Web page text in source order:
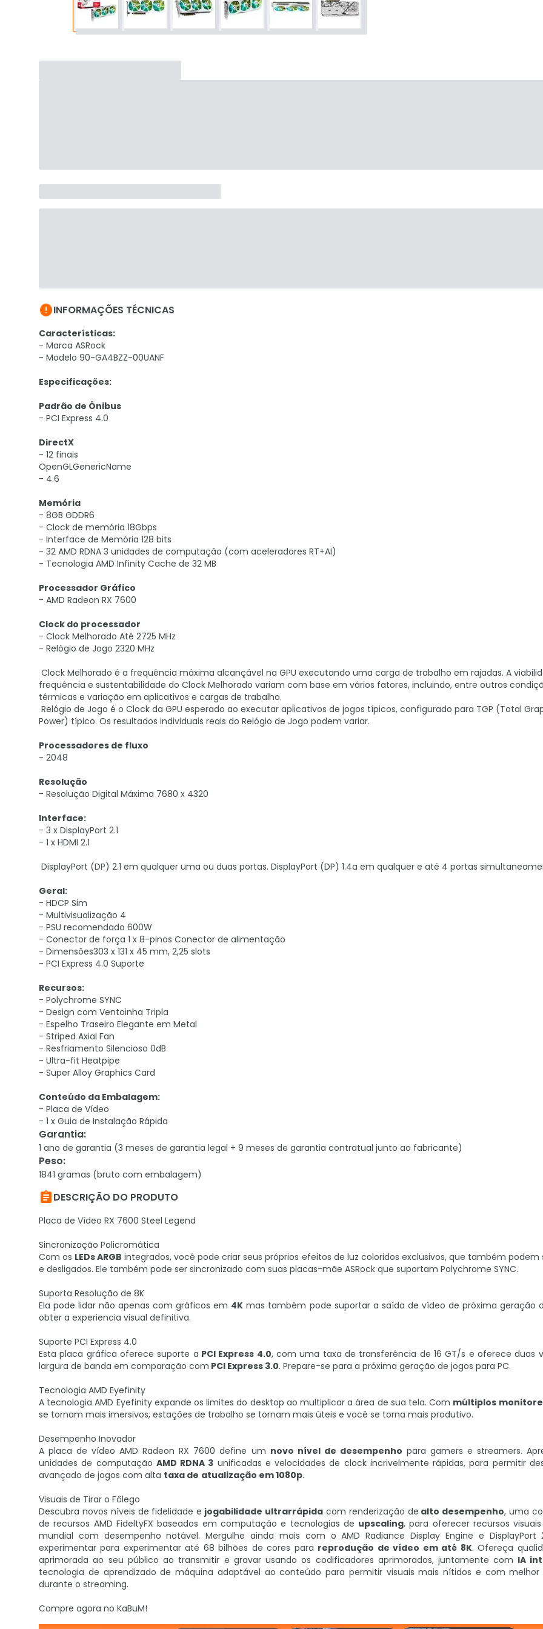
INFORMAÇÕES TÉCNICAS
Características:
- Marca ASRock
- Modelo 90-GA4BZZ-00UANF
Especificações:
Padrão de Ônibus
- PCI Express 4.0
DirectX
- 12 finais
OpenGLGenericName
- 4.6
Memória
- 8GB GDDR6
- Clock de memória 18Gbps
- Interface de Memória 128 bits
- 32 AMD RDNA 3 unidades de computação (com aceleradores RT+AI)
- Tecnologia AMD Infinity Cache de 32 MB
Processador Gráfico
- AMD Radeon RX 7600
Clock do processador
- Clock Melhorado Até 2725 MHz
- Relógio de Jogo 2320 MHz
Clock Melhorado é a frequência máxima alcançável na GPU executando uma carga de trabalho em rajadas. A
frequência e sustentabilidade do Clock Melhorado variam com base em vários fatores, incluindo, entre outros
térmicas e variação em aplicativos e cargas de trabalho.
Relógio de Jogo é o Clock da GPU esperado ao executar aplicativos de jogos típicos, configurado para TGP (Total
Power) típico. Os resultados individuais reais do Relógio de Jogo podem variar.
Processadores de fluxo
- 2048
Resolução
- Resolução Digital Máxima 7680 x 4320
Interface:
- 3 x DisplayPort 2.1
- 1 x HDMI 2.1
DisplayPort (DP) 2.1 em qualquer uma ou duas portas. DisplayPort (DP) 1.4a em qualquer e até 4 portas
Geral:
- HDCP Sim
- Multivisualização 4
- PSU recomendado 600W
- Conector de força 1 x 8-pinos Conector de alimentação
- Dimensões303 x 131 x 45 mm, 2,25 slots
- PCI Express 4.0 Suporte
Recursos:
- Polychrome SYNC
- Design com Ventoinha Tripla
- Espelho Traseiro Elegante em Metal
- Striped Axial Fan
- Resfriamento Silencioso 0dB
- Ultra-fit Heatpipe
- Super Alloy Graphics Card
Conteúdo da Embalagem:
- Placa de Vídeo
- 1 x Guia de Instalação Rápida
Garantia:
1 ano de garantia (3 meses de garantia legal + 9 meses de garantia contratual junto ao fabricante)
Peso:
1841 gramas (bruto com embalagem)
DESCRIÇÃO DO PRODUTO
Placa de Vídeo RX 7600 Steel Legend
Sincronização Policromática
Com os LEDs ARGB integrados, você pode criar seus próprios efeitos de luz coloridos exclusivos, que também podem
e desligados. Ele também pode ser sincronizado com suas placas-mãe ASRock que suportam Polychrome SYNC.
Suporta Resolução de 8K
Ela pode lidar não apenas com gráficos em 4K mas também pode suportar a saída de vídeo de próxima geração
obter a experiencia visual definitiva.
Suporte PCI Express 4.0
Esta placa gráfica oferece suporte a PCI Express 4.0, com uma taxa de transferência de 16 GT/s e oferece duas
largura de banda em comparação com PCI Express 3.0. Prepare-se para a próxima geração de jogos para PC.
Tecnologia AMD Eyefinity
A tecnologia AMD Eyefinity expande os limites do desktop ao multiplicar a área de sua tela. Com múltiplos
se tornam mais imersivos, estações de trabalho se tornam mais úteis e você se torna mais produtivo.
Desempenho Inovador
A placa de vídeo AMD Radeon RX 7600 define um novo nível de desempenho para gamers e streamers.
unidades de computação AMD RDNA 3 unificadas e velocidades de clock incrivelmente rápidas, para permitir
avançado de jogos com alta taxa de atualização em 1080p.
Visuais de Tirar o Fôlego
Descubra novos níveis de fidelidade e jogabilidade ultrarrápida com renderização de alto desempenho, uma
de recursos AMD FideltyFX baseados em computação e tecnologias de upscaling, para oferecer recursos
mundial com desempenho notável. Mergulhe ainda mais com o AMD Radiance Display Engine e DisplayPort
experimentar para experimentar até 68 bilhões de cores para reprodução de vídeo em até 8K. Ofereça
aprimorada ao seu público ao transmitir e gravar usando os codificadores aprimorados, juntamente com IA
tecnologia de aprendizado de máquina adaptável ao conteúdo para permitir visuais mais nítidos e com melhor
durante o streaming.
Compre agora no KaBuM!